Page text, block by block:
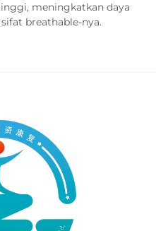
meningkatkan daya
breathable-nya.